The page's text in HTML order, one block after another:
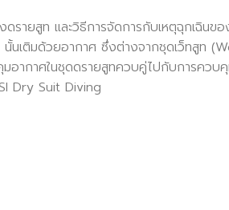
รายสูท และวิธีการจัดการกับเหตุฉุกเฉินข
นเติมด้วยอากาศ ซึ่งต่างจากชุดเว็ทสูท
อากาศในชุดดรายสูทควบคู่ไปกับการควบ
Dry Suit Diving